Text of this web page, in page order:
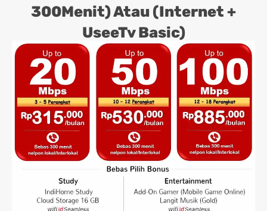
300Menit) Atau (Internet +
UseeTv Basic)